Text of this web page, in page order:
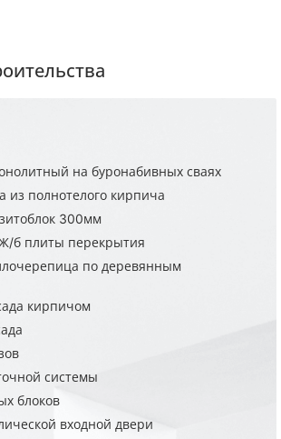
на буронабивных сваях
из полнотелого кирпича
300мм
б плиты перекрытия
по деревянным
кирпичом
системы
блоков
входной двери